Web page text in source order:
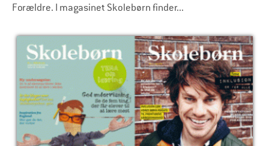
Forældre. I magasinet Skolebørn finder...